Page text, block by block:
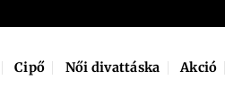
Cipő Női divattáska Akció